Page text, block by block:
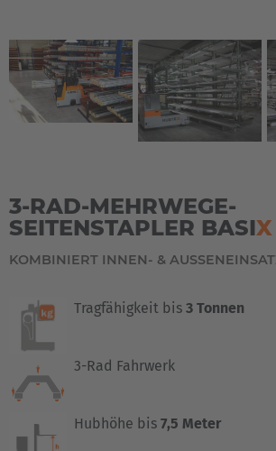
3-RAD-MEHRWEGE-
SEITENSTAPLER BASIX
KOMBINIERT INNEN- & AUSSENEINSATZ
Tragfähigkeit bis 3 Tonnen
3-Rad Fahrwerk
Hubhöhe bis 7,5 Meter